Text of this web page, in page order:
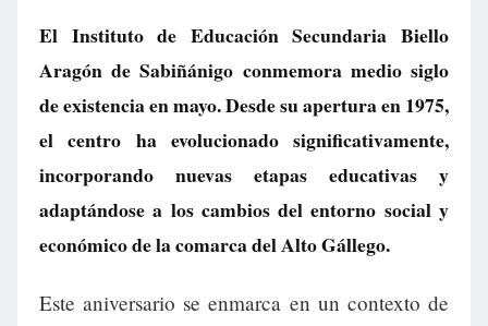
El Instituto de Educación Secundaria Biello
Aragón de Sabiñánigo conmemora medio siglo
de existencia en mayo. Desde su apertura en 1975,
el centro ha evolucionado significativamente,
incorporando nuevas etapas educativas y
adaptándose a los cambios del entorno social y
económico de la comarca del Alto Gállego.
Este aniversario se enmarca en un contexto de